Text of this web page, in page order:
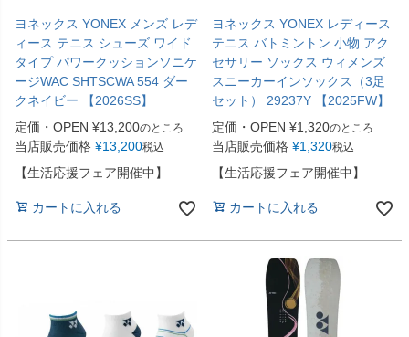
ヨネックス YONEX メンズ レデ
ィース テニス シューズ ワイド
タイプ パワークッションソニケ
ージWAC SHTSCWA 554 ダー
クネイビー 【2026SS】
定価・OPEN ¥13,200のところ
当店販売価格 ¥13,200税込
【生活応援フェア開催中】
カートに入れる
ヨネックス YONEX レディース
テニス バトミントン 小物 アク
セサリー ソックス ウィメンズ
スニーカーインソックス（3足
セット） 29237Y 【2025FW】
定価・OPEN ¥1,320のところ
当店販売価格 ¥1,320税込
【生活応援フェア開催中】
カートに入れる